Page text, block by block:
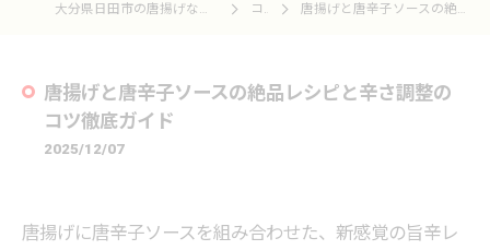
大分県日田市の唐揚げなら骨出し手羽とからあげ専門店 とりま コラム 唐揚げと唐辛子ソースの絶品レシピと辛さ調整のコツ徹底ガイド
唐揚げと唐辛子ソースの絶品レシピと辛さ調整の
コツ徹底ガイド
2025/12/07
唐揚げに唐辛子ソースを組み合わせた、新感覚の旨辛レ